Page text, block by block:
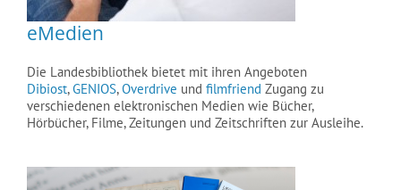
eMedien
Die Landesbibliothek bietet mit ihren Angeboten
Dibiost,GENIOS,Overdrive und filmfriend Zugang zu
verschiedenen elektronischen Medien wie Bücher,
Hörbücher, Filme, Zeitungen und Zeitschriften zur Ausleihe.